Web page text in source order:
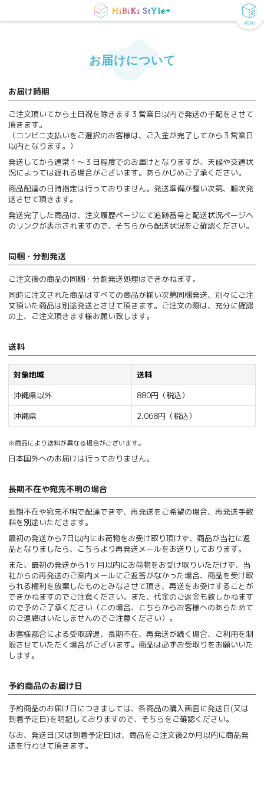
MENU
お届けについて
お届け時期
ご注文頂いてから土日祝を除きます３営業日以内で発送の手配をさせて
頂きます。
（コンビニ支払いをご選択のお客様は、ご入金が完了してから３営業日
以内となります。）
発送してから通常１～３日程度でのお届けとなりますが、天候や交通状
況によっては遅れる場合がございます。あらかじめご了承ください。
商品配達の日時指定は行っておりません。発送準備が整い次第、順次発
送させて頂きます。
発送完了した商品は、注文履歴ページにて追跡番号と配送状況ページヘ
のリンクが表示されますので、そちらから配送状況をご確認ください。
同梱・分割発送
ご注文後の商品の同梱・分割発送処理はできかねます。
同時に注文された商品はすべての商品が揃い次第同梱発送、別々にご注
文頂いた商品は別途発送とさせて頂きます。ご注文の際は、充分に確認
の上、ご注文頂きます様お願い致します。
送料
対象地域
送料
沖縄県以外
880円（税込）
沖縄県
2,068円（税込）
※商品により送料が異なる場合がございます。
日本国外へのお届けは行っておりません。
長期不在や宛先不明の場合
長期不在や宛先不明で配達できず、再発送をご希望の場合、再発送手数
料を別途いただきます。
最初の発送から7日以内にお荷物をお受け取り頂けず、商品が当社に返
品となりましたら、こちらより再発送メールをお送りしております。
また、最初の発送から1ヶ月以内にお荷物をお受け取りいただけず、当
社からの再発送のご案内メールにご返答がなかった場合、商品を受け取
られる権利を放棄したものとみなさせて頂き、再送をお受けすることが
できかねますのでご注意ください。また、代金のご返金も致しかねます
ので予めご了承ください（この場合、こちらからお客様へのあらためて
のご連絡はいたしませんのでご注意ください）。
お客様都合による受取辞退、長期不在、再発送が続く場合、ご利用を制
限させていただく場合がございます。商品は必ずお受取りをお願いいた
します。
予約商品のお届け日
予約商品のお届け日につきましては、各商品の購入画面に発送日(又は
到着予定日)を明記しておりますので、そちらをご確認ください。
なお、発送日(又は到着予定日)は、商品をご注文後2か月以内に商品発
送を行わせて頂きます。